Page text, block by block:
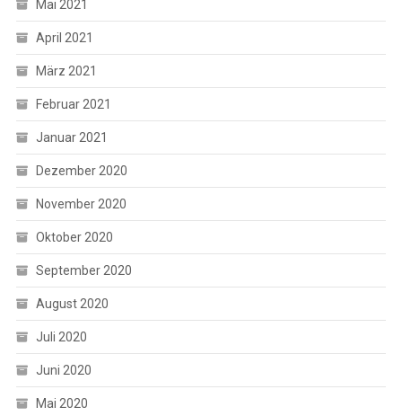
Mai 2021
April 2021
März 2021
Februar 2021
Januar 2021
Dezember 2020
November 2020
Oktober 2020
September 2020
August 2020
Juli 2020
Juni 2020
Mai 2020